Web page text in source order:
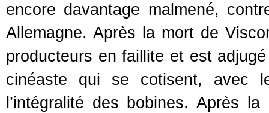
encore davantage malmené,
Allemagne. Après la mort de
producteurs en faillite et est
cinéaste qui se cotisent, avec
l’intégralité des bobines. Après